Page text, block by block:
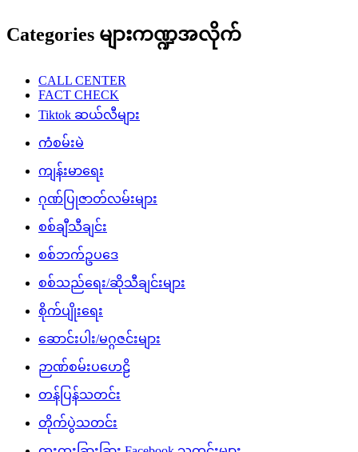
Categories များကဏ္ဍအလိုက်
CALL CENTER
FACT CHECK
Tiktok ဆယ်လီများ
ကံစမ်းမဲ
ကျန်းမာရေး
ဂုဏ်ပြုဇာတ်လမ်းများ
စစ်ချီသီချင်း
စစ်ဘက်ဥပဒေ
စစ်သည်ရေး/ဆိုသီချင်းများ
စိုက်ပျိုးရေး
ဆောင်းပါး/မဂ္ဂဇင်းများ
ဉာဏ်စမ်းပဟေဠိ
တန်ပြန်သတင်း
တိုက်ပွဲသတင်း